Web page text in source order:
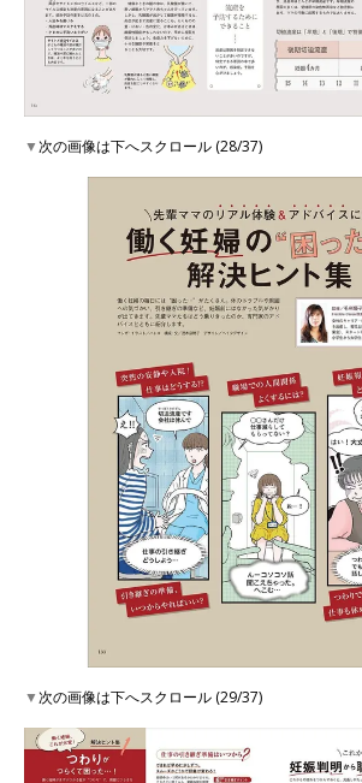
▼次の画像は下へスクロール (28/37)
▼次の画像は下へスクロール (29/37)